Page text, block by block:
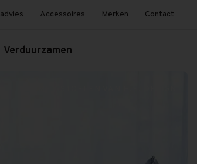
Accessoires Merken Contact
Verduurzamen